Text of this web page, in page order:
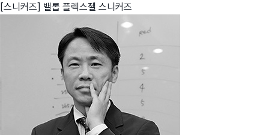
[스니커즈] 밸롭 플렉스젤 스니커즈